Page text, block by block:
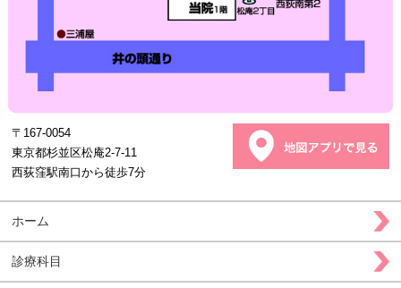
〒167-0054
東京都杉並区松庵2-7-11
西荻窪駅南口から徒歩7分
ホーム
診療科目